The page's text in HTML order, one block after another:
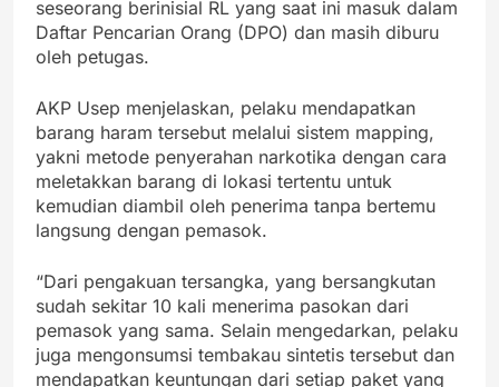
seseorang berinisial RL yang saat ini masuk dalam
Daftar Pencarian Orang (DPO) dan masih diburu
oleh petugas.
AKP Usep menjelaskan, pelaku mendapatkan
barang haram tersebut melalui sistem mapping,
yakni metode penyerahan narkotika dengan cara
meletakkan barang di lokasi tertentu untuk
kemudian diambil oleh penerima tanpa bertemu
langsung dengan pemasok.
“Dari pengakuan tersangka, yang bersangkutan
sudah sekitar 10 kali menerima pasokan dari
pemasok yang sama. Selain mengedarkan, pelaku
juga mengonsumsi tembakau sintetis tersebut dan
mendapatkan keuntungan dari setiap paket yang